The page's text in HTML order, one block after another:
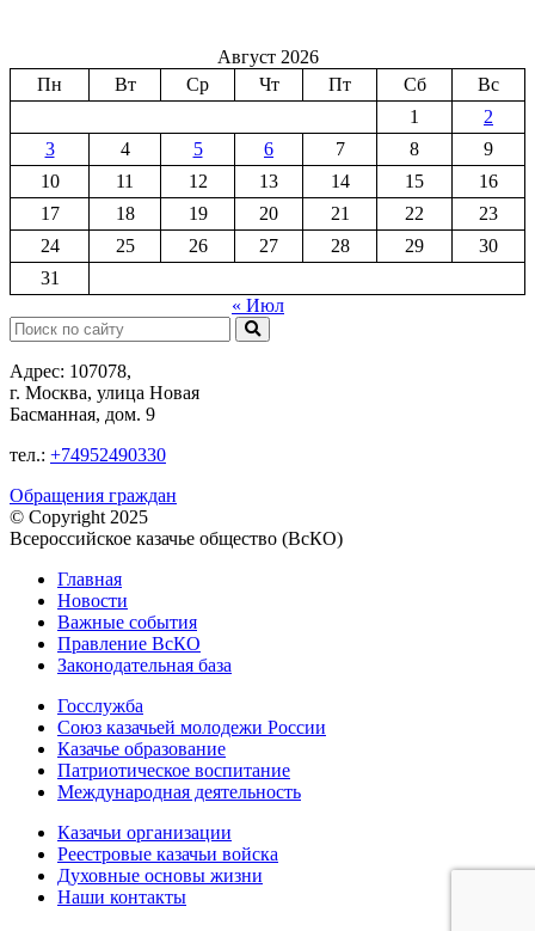
Август 2026
Пн
Вт Ср Чт Пт Сб
Вс
1
2
3
4 5 6 7 8
9
10
11 12 13 14 15
16
17
18 19 20 21 22
23
24
25 26 27 28 29
30
31
« Июл
Поиск:
Адрес: 107078,
г. Москва, улица Новая
Басманная, дом. 9
тел.: +74952490330
Обращения граждан
© Copyright 2025
Всероссийское казачье общество (ВсКО)
Главная
Новости
Важные события
Правление ВсКО
Законодательная база
Госслужба
Союз казачьей молодежи России
Казачье образование
Патриотическое воспитание
Международная деятельность
Казачьи организации
Реестровые казачьи войска
Духовные основы жизни
Наши контакты